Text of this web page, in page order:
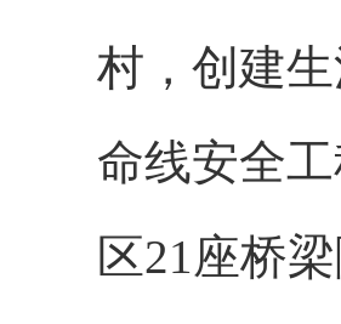
村，创建
命线安全
区21座桥